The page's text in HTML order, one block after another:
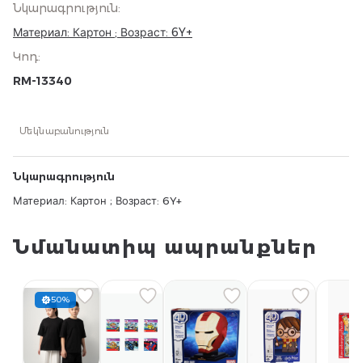
Նկարագրություն:
Материал: Картон ; Возраст: 6Y+
Կոդ:
RM-13340
Մեկնաբանություն
Նկարագրություն
Материал: Картон ; Возраст: 6Y+
Նմանատիպ ապրանքներ
50%